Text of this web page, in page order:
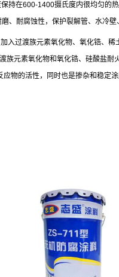
持在600-1400摄氏度内很均匀的
耐腐蚀性，保护裂解管、水冷
入过渡族元素氧化物、氧化锆、稀
元素氧化物和氧化锆、硅酸盐
应物的活性，同时也是掺杂和稳定涂